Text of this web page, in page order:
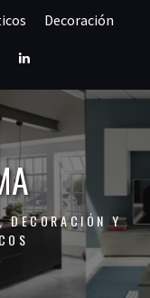
Decoración
PinterestLinkedIn
DECORACIÓN Y